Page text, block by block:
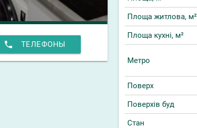
phone ТЕЛЕФОНЫ
Площа житлова, м²
Площа кухні, м²
Метро
Поверх
Поверхів буд
Стан